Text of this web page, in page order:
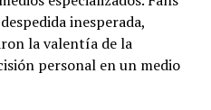
inesperada,
la valentía de la
personal en un medio